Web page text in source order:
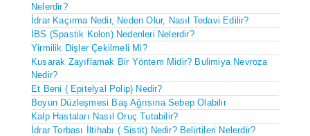
Nelerdir?
İdrar Kaçırma Nedir, Neden Olur, Nasıl Tedavi Edilir?
İBS (spastik Kolon) Nedenleri Nelerdir?
Yirmilik Dişler Çekilmeli Mi?
Kusarak Zayıflamak Bir Yöntem Midir? Bulimiya Nevroza
Nedir?
Et Beni ( Epitelyal Polip) Nedir?
Boyun Düzleşmesi Baş Ağrısına Sebep Olabilir
Kalp Hastaları Nasıl Oruç Tutabilir?
İdrar Torbası İltihabı ( Sistit) Nedir? Belirtileri Nelerdir?